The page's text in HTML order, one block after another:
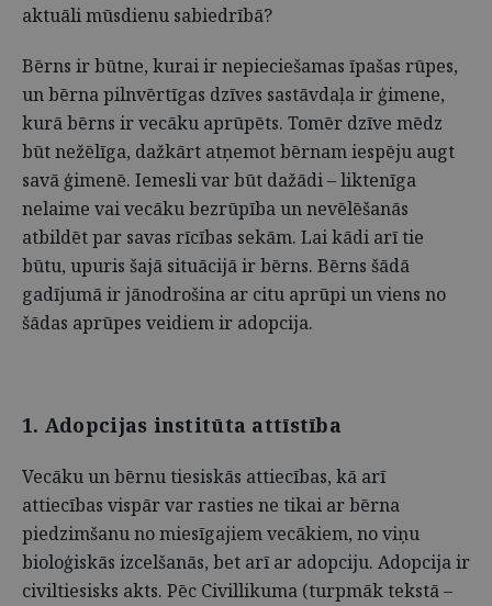
aktuāli mūsdienu sabiedrībā?
Bērns ir būtne, kurai ir nepieciešamas īpašas rūpes,
un bērna pilnvērtīgas dzīves sastāvdaļa ir ģimene,
kurā bērns ir vecāku aprūpēts. Tomēr dzīve mēdz
būt nežēlīga, dažkārt atņemot bērnam iespēju augt
savā ģimenē. Iemesli var būt dažādi – liktenīga
nelaime vai vecāku bezrūpība un nevēlēšanās
atbildēt par savas rīcības sekām. Lai kādi arī tie
būtu, upuris šajā situācijā ir bērns. Bērns šādā
gadījumā ir jānodrošina ar citu aprūpi un viens no
šādas aprūpes veidiem ir adopcija.
1. Adopcijas institūta attīstība
Vecāku un bērnu tiesiskās attiecības, kā arī
attiecības vispār var rasties ne tikai ar bērna
piedzimšanu no miesīgajiem vecākiem, no viņu
bioloģiskās izcelšanās, bet arī ar adopciju. Adopcija ir
civiltiesisks akts. Pēc Civillikuma (turpmāk tekstā –